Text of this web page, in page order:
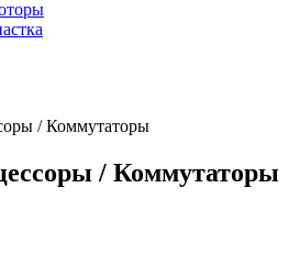
/ Коммутаторы
/ Коммутаторы